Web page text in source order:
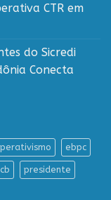
CTR em
do Sicredi
Conecta
ebpc
presidente